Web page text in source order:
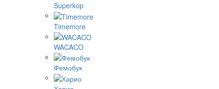
Superkop
Timemore
WACACO
Фемобук